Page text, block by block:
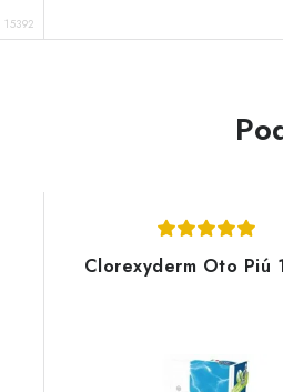
15392
Clorexyderm Oto Piú